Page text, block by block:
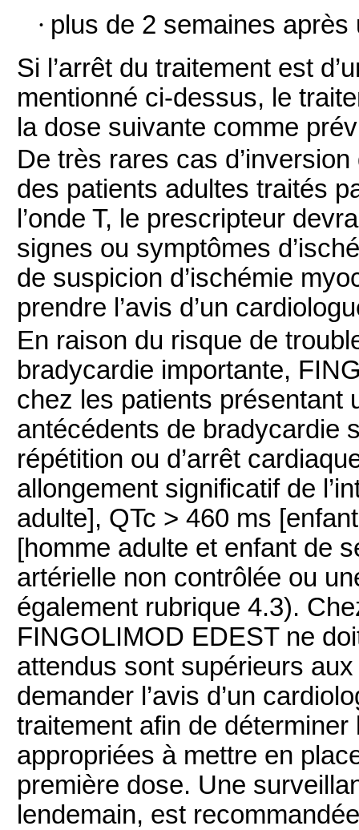
· plus de 2 semaines
Si l’arrêt du traitement est
mentionné ci-dessus, le
la dose suivante comme
De très rares cas
des patients adultes traités
l’onde T, le prescripteur
signes ou symptômes
de suspicion d’ischémie
prendre l’avis d’un
En raison du risque de
bradycardie importante,
chez les patients présentant
antécédents de bradycardie
répétition ou d’arrêt
allongement significatif de
adulte], QTc > 460 ms
[homme adulte et enfant de
artérielle non contrôlée ou
également rubrique 4.3).
FINGOLIMOD EDEST ne
attendus sont supérieurs
demander l’avis d’un
traitement afin de
appropriées à mettre en
première dose. Une
lendemain, est